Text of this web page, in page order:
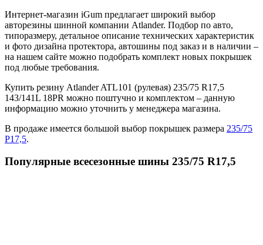
Интернет-магазин iGum предлагает широкий выбор
авторезины шинной компании Atlander. Подбор по авто,
типоразмеру, детальное описание технических характеристик
и фото дизайна протектора, автошины под заказ и в наличии –
на нашем сайте можно подобрать комплект новых покрышек
под любые требования.
Купить резину Atlander ATL101 (рулевая) 235/75 R17,5
143/141L 18PR можно поштучно и комплектом – данную
информацию можно уточнить у менеджера магазина.
В продаже имеется большой выбор покрышек размера 235/75
Р17,5.
Популярные всесезонные шины 235/75 R17,5